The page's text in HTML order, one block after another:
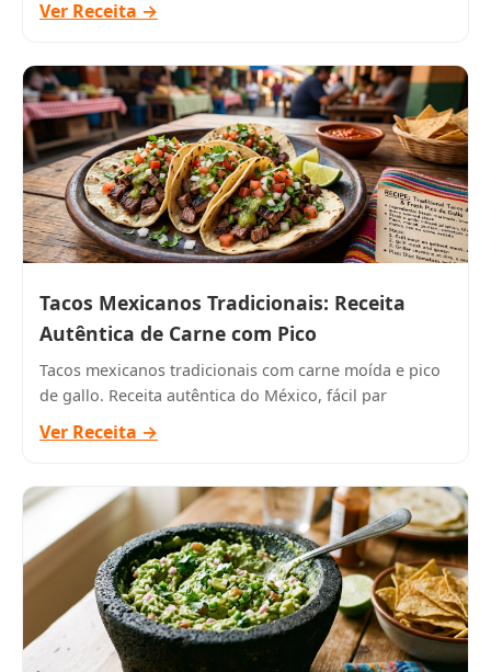
Ver Receita →
Tacos Mexicanos Tradicionais: Receita
Autêntica de Carne com Pico
Tacos mexicanos tradicionais com carne moída e pico
de gallo. Receita autêntica do México, fácil par
Ver Receita →